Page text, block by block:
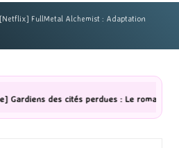
[Netflix] FullMetal Alchemist : Adaptation
des cités perdues : Le roman graphique